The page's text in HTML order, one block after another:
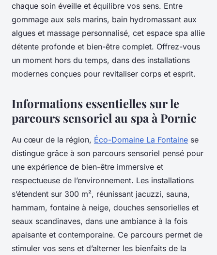
chaque soin éveille et équilibre vos sens. Entre
gommage aux sels marins, bain hydromassant aux
algues et massage personnalisé, cet espace spa allie
détente profonde et bien-être complet. Offrez-vous
un moment hors du temps, dans des installations
modernes conçues pour revitaliser corps et esprit.
Informations essentielles sur le
parcours sensoriel au spa à Pornic
Au cœur de la région, Éco-Domaine La Fontaine se
distingue grâce à son parcours sensoriel pensé pour
une expérience de bien-être immersive et
respectueuse de l’environnement. Les installations
s’étendent sur 300 m², réunissant jacuzzi, sauna,
hammam, fontaine à neige, douches sensorielles et
seaux scandinaves, dans une ambiance à la fois
apaisante et contemporaine. Ce parcours permet de
stimuler vos sens et d’alterner les bienfaits de la